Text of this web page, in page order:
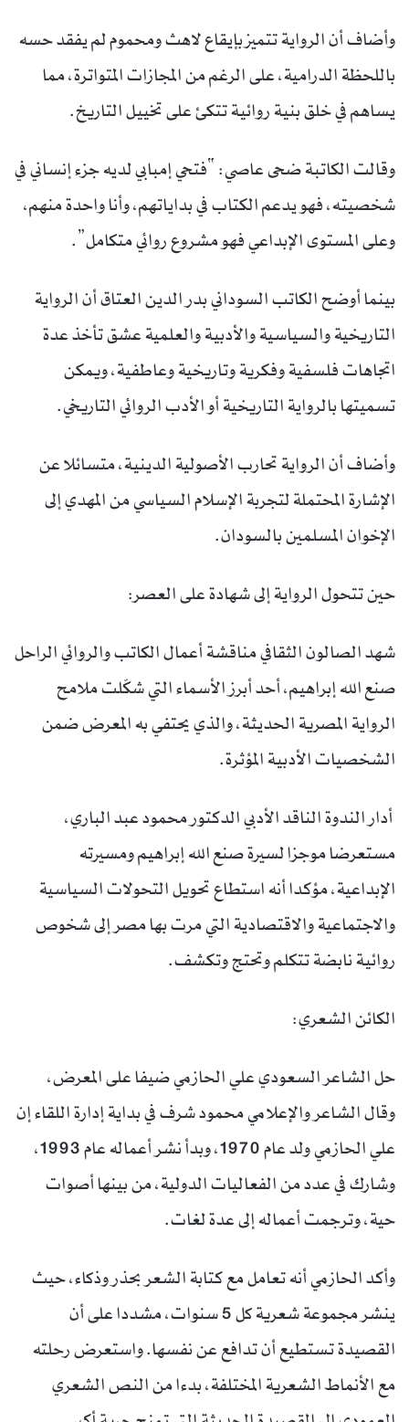
وأضاف أن الرواية تتميز بإيقاع لاهث ومحموم لم يفقد حسه
باللحظة الدرامية، على الرغم من المجازات المتواترة، مما
يساهم في خلق بنية روائية تتكئ على تخييل التاريخ.
وقالت الكاتبة ضحى عاصي: “فتحي إمبابي لديه جزء إنساني في
شخصيته، فهو يدعم الكتاب في بداياتهم، وأنا واحدة منهم،
وعلى المستوى الإبداعي فهو مشروع روائي متكامل”.
بينما أوضح الكاتب السوداني بدر الدين العتاق أن الرواية
التاريخية والسياسية والأدبية والعلمية عشق تأخذ عدة
اتجاهات فلسفية وفكرية وتاريخية وعاطفية، ويمكن
تسميتها بالرواية التاريخية أو الأدب الروائي التاريخي.
وأضاف أن الرواية تحارب الأصولية الدينية، متسائلا عن
الإشارة المحتملة لتجربة الإسلام السياسي من المهدي إلى
الإخوان المسلمين بالسودان.
حين تتحول الرواية إلى شهادة على العصر:
شهد الصالون الثقافي مناقشة أعمال الكاتب والروائي الراحل
صنع الله إبراهيم، أحد أبرز الأسماء التي شكّلت ملامح
الرواية المصرية الحديثة، والذي يحتفي به المعرض ضمن
الشخصيات الأدبية المؤثرة.
أدار الندوة الناقد الأدبي الدكتور محمود عبد الباري،
مستعرضا موجزا لسيرة صنع الله إبراهيم ومسيرته
الإبداعية، مؤكدا أنه استطاع تحويل التحولات السياسية
والاجتماعية والاقتصادية التي مرت بها مصر إلى شخوص
روائية نابضة تتكلم وتحتج وتكشف.
الكائن الشعري:
حل الشاعر السعودي علي الحازمي ضيفا على المعرض،
وقال الشاعر والإعلامي محمود شرف في بداية إدارة اللقاء إن
علي الحازمي ولد عام 1970، وبدأ نشر أعماله عام 1993،
وشارك في عدد من الفعاليات الدولية، من بينها أصوات
حية، وترجمت أعماله إلى عدة لغات.
وأكد الحازمي أنه تعامل مع كتابة الشعر بحذر وذكاء، حيث
ينشر مجموعة شعرية كل 5 سنوات، مشددا على أن
القصيدة تستطيع أن تدافع عن نفسها. واستعرض رحلته
مع الأنماط الشعرية المختلفة، بدءا من النص الشعري